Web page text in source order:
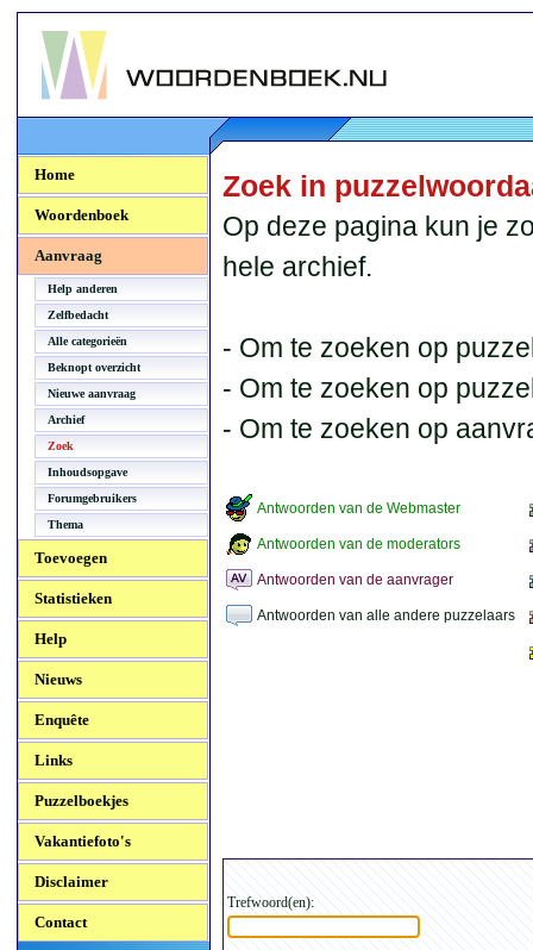
Woordenboek.NU
Home
Woordenboek
Aanvraag
Help anderen
Zelfbedacht
Alle categorieën
Beknopt overzicht
Nieuwe aanvraag
Archief
Zoek
Inhoudsopgave
Forumgebruikers
Thema
Toevoegen
Statistieken
Help
Nieuws
Enquête
Links
Puzzelboekjes
Vakantiefoto's
Disclaimer
Contact
Zoek in
Op deze pagina kun je
hele archief.
- Om te zoeken op
- Om te zoeken op
- Om te zoeken op
Antwoorden van de Webmaster
Antwoorden van de moderators
Antwoorden van de aanvrager
Antwoorden van alle andere puzzelaars
Trefwoord(en):